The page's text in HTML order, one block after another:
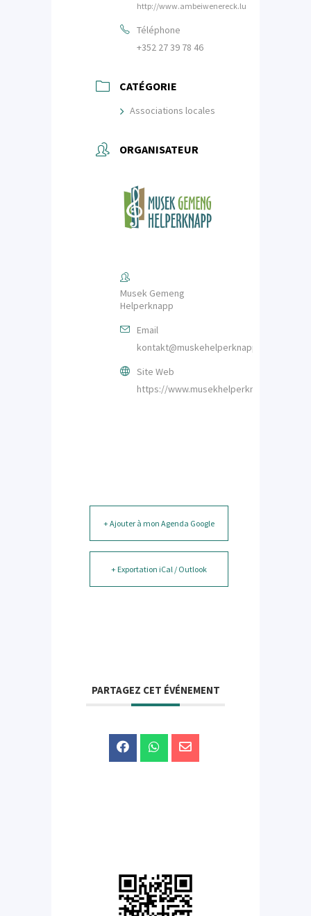
http://www.ambeiwenereck.lu
Téléphone
+352 27 39 78 46
CATÉGORIE
Associations locales
ORGANISATEUR
Musek Gemeng
Helperknapp
Email
kontakt@muskehelperknapp.lu
Site Web
https://www.musekhelperknapp.lu/
+ Ajouter à mon Agenda Google
+ Exportation iCal / Outlook
PARTAGEZ CET ÉVÉNEMENT